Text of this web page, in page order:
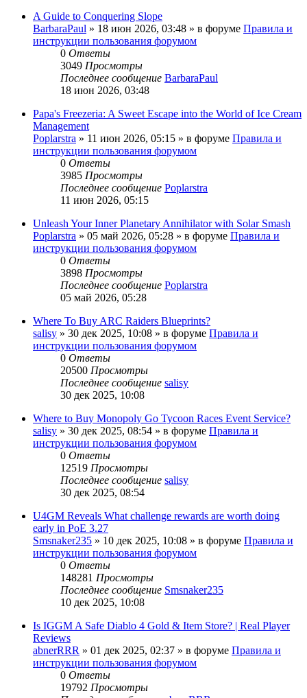
A Guide to Conquering Slope
BarbaraPaul » 18 июн 2026, 03:48 » в форуме Правила и
инструкции пользования форумом
0 Ответы
3049 Просмотры
Последнее сообщение BarbaraPaul
18 июн 2026, 03:48
Papa's Freezeria: A Sweet Escape into the World of Ice Cream
Management
Poplarstra » 11 июн 2026, 05:15 » в форуме Правила и
инструкции пользования форумом
0 Ответы
3985 Просмотры
Последнее сообщение Poplarstra
11 июн 2026, 05:15
Unleash Your Inner Planetary Annihilator with Solar Smash
Poplarstra » 05 май 2026, 05:28 » в форуме Правила и
инструкции пользования форумом
0 Ответы
3898 Просмотры
Последнее сообщение Poplarstra
05 май 2026, 05:28
Where To Buy ARC Raiders Blueprints?
salisy » 30 дек 2025, 10:08 » в форуме Правила и
инструкции пользования форумом
0 Ответы
20500 Просмотры
Последнее сообщение salisy
30 дек 2025, 10:08
Where to Buy Monopoly Go Tycoon Races Event Service?
salisy » 30 дек 2025, 08:54 » в форуме Правила и
инструкции пользования форумом
0 Ответы
12519 Просмотры
Последнее сообщение salisy
30 дек 2025, 08:54
U4GM Reveals What challenge rewards are worth doing
early in PoE 3.27
Smsnaker235 » 10 дек 2025, 10:08 » в форуме Правила и
инструкции пользования форумом
0 Ответы
148281 Просмотры
Последнее сообщение Smsnaker235
10 дек 2025, 10:08
Is IGGM A Safe Diablo 4 Gold & Item Store? | Real Player
Reviews
abnerRRR » 01 дек 2025, 02:37 » в форуме Правила и
инструкции пользования форумом
0 Ответы
19792 Просмотры